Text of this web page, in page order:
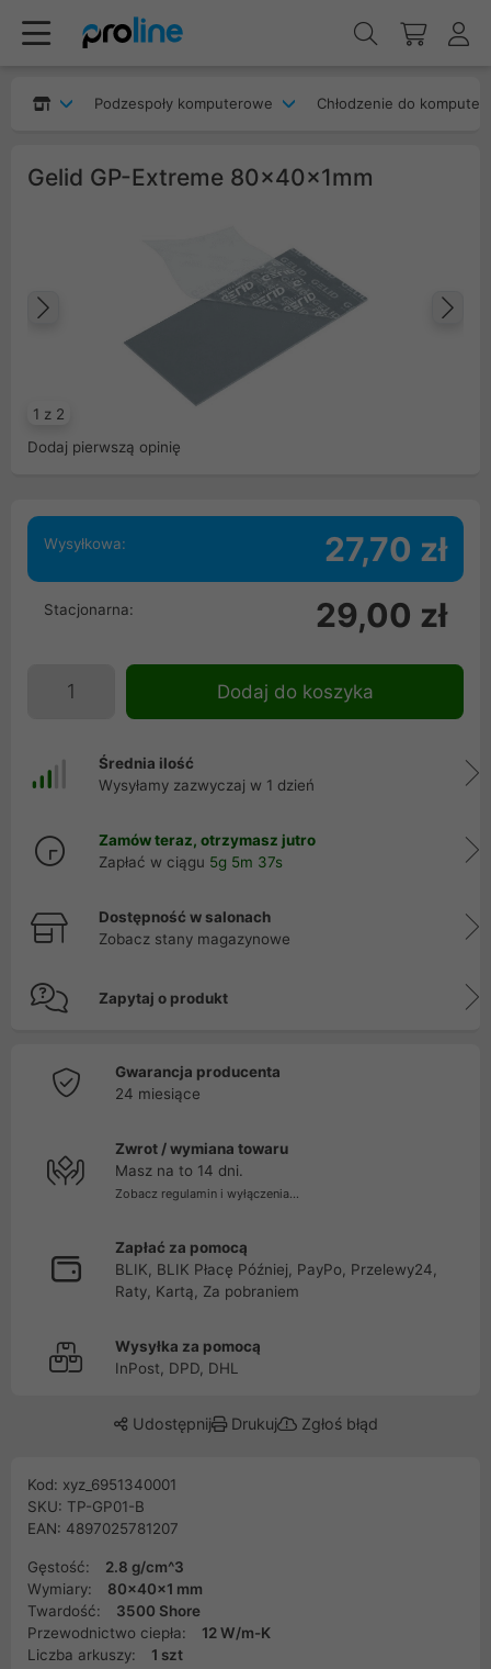
Podzespoły komputerowe Chłodzenie do
Gelid GP-Extreme 80x40x1mm
1 z 2
Poprzedni
Dodaj pierwszą opinię
Wysyłkowa: 27,70 zł
Stacjonarna: 29,00 zł
Dodaj do koszyka
Średnia ilość
Wysyłamy zazwyczaj w 1 dzień
Zamów teraz, otrzymasz jutro
Zapłać w ciągu 5g 5m 37s
Dostępność w salonach
Zobacz stany magazynowe
Zapytaj o produkt
Gwarancja producenta
24 miesiące
Zwrot / wymiana towaru
Masz na to 14 dni.
Zobacz regulamin i wyłączenia...
Zapłać za pomocą
BLIK, BLIK Płacę Później, PayPo, Przelewy24,
Raty, Kartą, Za pobraniem
Wysyłka za pomocą
InPost, DPD, DHL
Udostępnij Drukuj Zgłoś błąd
Kod: xyz_6951340001
SKU: TP-GP01-B
EAN: 4897025781207
Gęstość:
2.8 g/cm^3
Wymiary:
80x40x1 mm
Twardość:
3500 Shore
Przewodnictwo ciepła:
12 W/m-K
Liczba arkuszy:
1 szt